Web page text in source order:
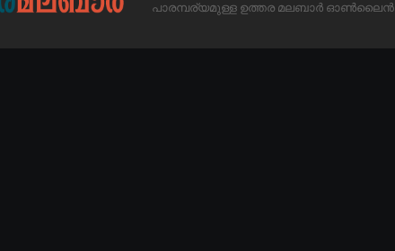
പാരമ്പര്യമുള്ള ഉത്തര മലബാർ ഓൺലൈൻ